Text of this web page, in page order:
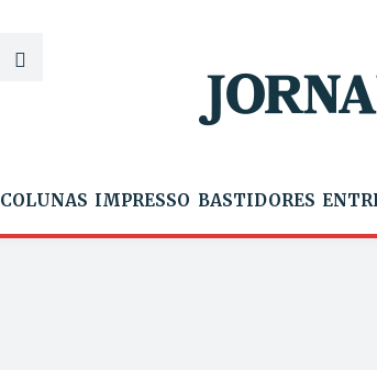
COLUNAS IMPRESSO BASTIDORES